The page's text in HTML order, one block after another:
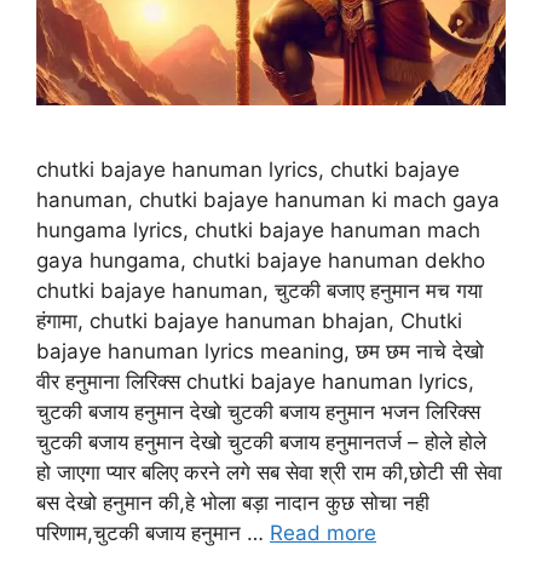
chutki bajaye hanuman lyrics, chutki bajaye
hanuman, chutki bajaye hanuman ki mach gaya
hungama lyrics, chutki bajaye hanuman mach
gaya hungama, chutki bajaye hanuman dekho
chutki bajaye hanuman, चुटकी बजाए हनुमान मच गया
हंगामा, chutki bajaye hanuman bhajan, Chutki
bajaye hanuman lyrics meaning, छम छम नाचे देखो
वीर हनुमाना लिरिक्स chutki bajaye hanuman lyrics,
चुटकी बजाय हनुमान देखो चुटकी बजाय हनुमान भजन लिरिक्स
चुटकी बजाय हनुमान देखो चुटकी बजाय हनुमानतर्ज – होले होले
हो जाएगा प्यार बलिए करने लगे सब सेवा श्री राम की,छोटी सी सेवा
बस देखो हनुमान की,हे भोला बड़ा नादान कुछ सोचा नही
परिणाम,चुटकी बजाय हनुमान … Read more